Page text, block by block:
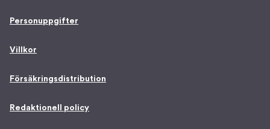
Personuppgifter
Villkor
Försäkringsdistribution
Redaktionell policy